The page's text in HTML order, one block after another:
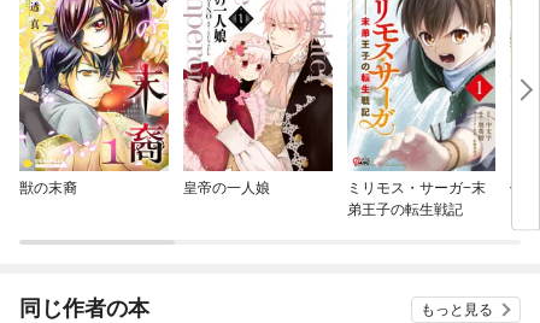
獣の末裔 皇帝の一人娘
ミリモス・サーガ−末
弟王子の転生戦記
信
な
同じ作者の本 もっと見る